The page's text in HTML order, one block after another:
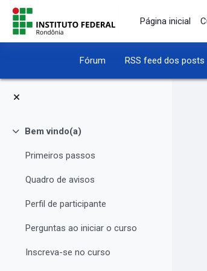
Ir para o conteúdo principal
Página inicial
Fórum RSS feed dos posts
Contrair
Bem vindo(a)
Primeiros passos
Quadro de avisos
Perfil de participante
Perguntas ao iniciar o curso
Inscreva-se no curso